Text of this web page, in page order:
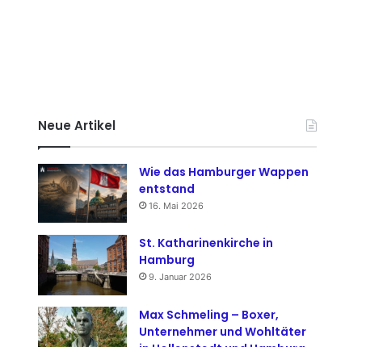
Neue Artikel
Wie das Hamburger Wappen
entstand
16. Mai 2026
St. Katharinenkirche in
Hamburg
9. Januar 2026
Max Schmeling – Boxer,
Unternehmer und Wohltäter